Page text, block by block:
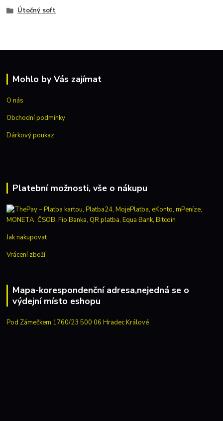
Útočný soft
Mohlo by Vás zajímat
O nás
Obchodní podmínky
Dárkový poukaz
Platební možnosti, vše o nákupu
Jak nakupovat
Vrácení zboží
Mapa-korespondenční adresa,nejedná se o
výdejní místo eshopu
Pod Zámečkem 1760/23 500 06 Hradec Králové